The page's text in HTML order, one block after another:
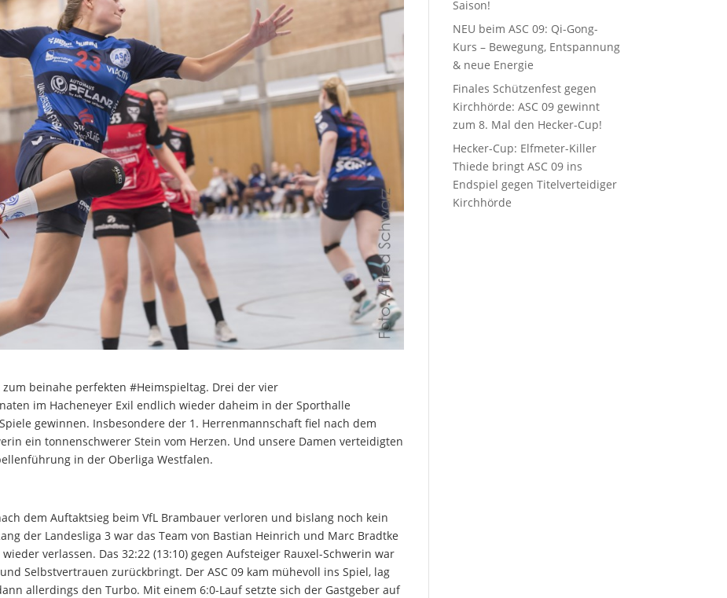
beinahe perfekten #Heimspieltag. Drei der vier
im Hacheneyer Exil endlich wieder daheim in der Sporthalle
gewinnen. Insbesondere der 1. Herrenmannschaft fiel nach dem
ein tonnenschwerer Stein vom Herzen. Und unsere Damen verteidigten
in der Oberliga Westfalen.
dem Auftaktsieg beim VfL Brambauer verloren und bislang noch kein
der Landesliga 3 war das Team von Bastian Heinrich und Marc Bradtke
verlassen. Das 32:22 (13:10) gegen Aufsteiger Rauxel-Schwerin war
Selbstvertrauen zurückbringt. Der ASC 09 kam mühevoll ins Spiel, lag
allerdings den Turbo. Mit einem 6:0-Lauf setzte sich der Gastgeber auf
Saison!
NEU beim ASC 09: Qi-Gong-
Kurs – Bewegung, Entspannung
& neue Energie
Finales Schützenfest gegen
Kirchhörde: ASC 09 gewinnt
zum 8. Mal den Hecker-Cup!
Hecker-Cup: Elfmeter-Killer
Thiede bringt ASC 09 ins
Endspiel gegen Titelverteidiger
Kirchhörde